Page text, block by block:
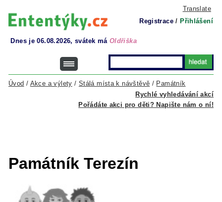
Translate
Registrace / Přihlášení
Dnes je 06.08.2026, svátek má Oldřiška
Rychlé vyhledávání akcí
Úvod / Akce a výlety / Stálá místa k návštěvě / Památník
Pořádáte akci pro děti? Napište nám o ní!
Památník Terezín